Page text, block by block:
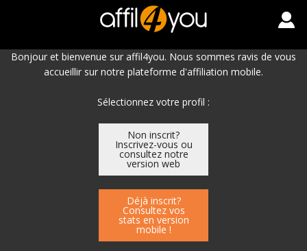
Bonjour et bienvenue sur affil4you. Nous sommes ravis de vous
accueillir sur notre plateforme d'affiliation mobile.
Sélectionnez votre profil :
Non inscrit?
Inscrivez-vous ou
consultez notre
version web
Déjà inscrit?
Consultez vos
stats en version
mobile !